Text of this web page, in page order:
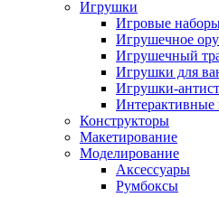
Игрушки
Игровые
Игрушечное
Игрушечный
Игрушки для
Игрушки-
Интерактивные
Конструкторы
Макетирование
Моделирование
Аксессуары
Румбоксы